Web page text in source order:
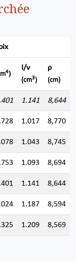
4)
I/v
(cm3)
ρ
(cm)
1.141 8,644
1.017 8,770
1.043 8,745
1.093 8,694
1.141 8,644
1.187 8,594
1.209 8,569